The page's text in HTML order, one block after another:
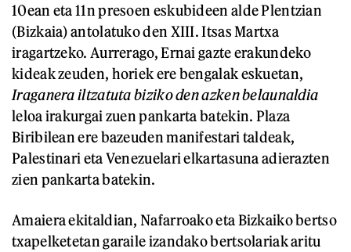
10ean eta 11n presoen eskubideen alde Plentzian
(Bizkaia) antolatuko den XIII. Itsas Martxa
iragartzeko. Aurrerago, Ernai gazte erakundeko
kideak zeuden, horiek ere bengalak eskuetan,
Iraganera iltzatuta biziko den azken belaunaldia
leloa irakurgai zuen pankarta batekin. Plaza
Biribilean ere bazeuden manifestari taldeak,
Palestinari eta Venezuelari elkartasuna adierazten
zien pankarta batekin.
Amaiera ekitaldian, Nafarroako eta Bizkaiko bertso
txapelketetan garaile izandako bertsolariak aritu